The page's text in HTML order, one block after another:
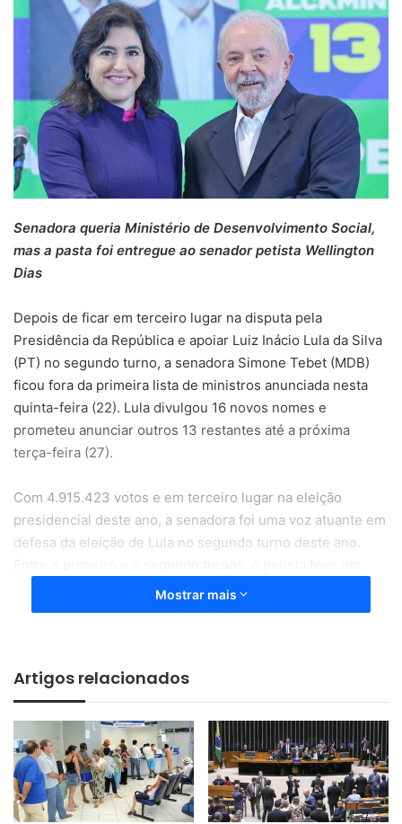
Senadora queria Ministério de Desenvolvimento Social,
mas a pasta foi entregue ao senador petista Wellington
Dias
Depois de ficar em terceiro lugar na disputa pela
Presidência da República e apoiar Luiz Inácio Lula da Silva
(PT) no segundo turno, a senadora Simone Tebet (MDB)
ficou fora da primeira lista de ministros anunciada nesta
quinta-feira (22). Lula divulgou 16 novos nomes e
prometeu anunciar outros 13 restantes até a próxima
terça-feira (27).
Com 4.915.423 votos e em terceiro lugar na eleição
presidencial deste ano, a senadora foi uma voz atuante em
defesa da eleição de Lula no segundo turno deste ano.
aumento de 3.086.495 votos, menos do que a campanha
petista esperava. Aliados reconhecem que o apoio de
Inicialmente, Tebet foi cotada para assumir a Educação,
uma das pastas com o maior orçamento da Esplanada dos
Ministérios. A pauta foi uma das bandeiras da campanha
dela na disputa ao Planalto. A cadeira, no entanto, foi para
o petista Camilo Santana.
Mostrar mais
Artigos relacionados